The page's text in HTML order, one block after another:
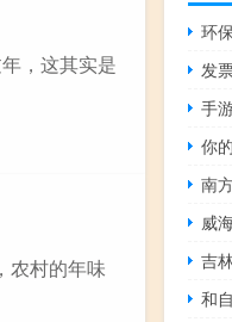
，这其实是
农村的年味
发
手
南
威
吉
和